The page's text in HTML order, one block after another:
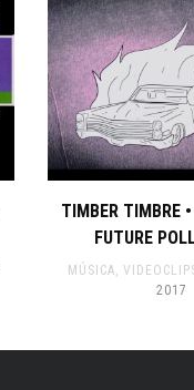
TIMBER TIMBRE
FUTURE
MÚSICA,
2017